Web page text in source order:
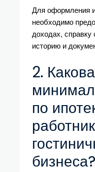
Для оформления
необходимо
доходах,
историю и
2. Какова
по
бизнеса?